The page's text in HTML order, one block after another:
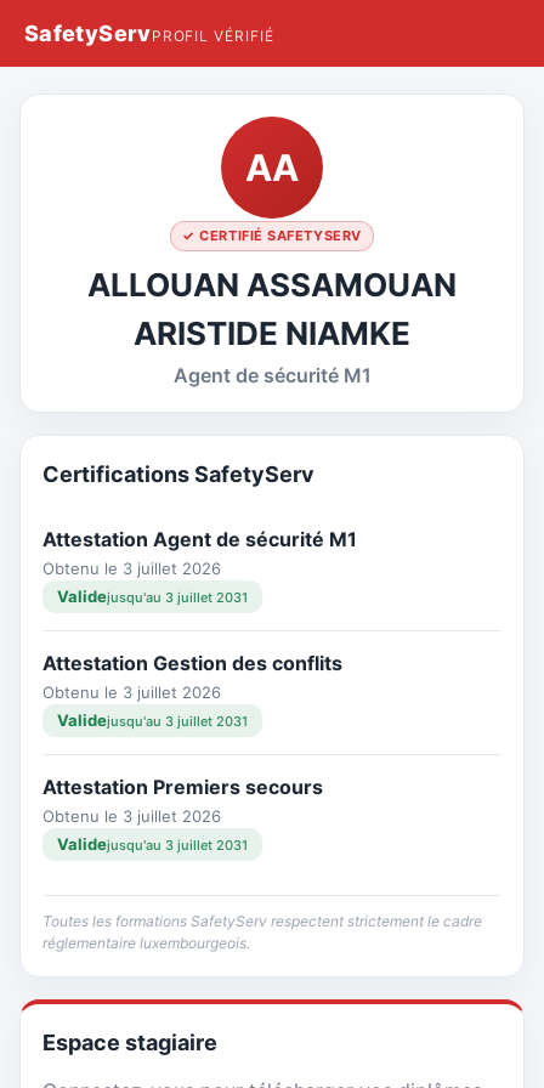
SafetyServPROFIL VÉRIFIÉ
AA
✓ CERTIFIÉ SAFETYSERV
ALLOUAN ASSAMOUAN
ARISTIDE NIAMKE
Agent de sécurité M1
Certifications SafetyServ
Attestation Agent de sécurité M1
Obtenu le 3 juillet 2026
Validejusqu'au 3 juillet 2031
Attestation Gestion des conflits
Obtenu le 3 juillet 2026
Validejusqu'au 3 juillet 2031
Attestation Premiers secours
Obtenu le 3 juillet 2026
Validejusqu'au 3 juillet 2031
Toutes les formations SafetyServ respectent strictement le cadre
réglementaire luxembourgeois.
Espace stagiaire